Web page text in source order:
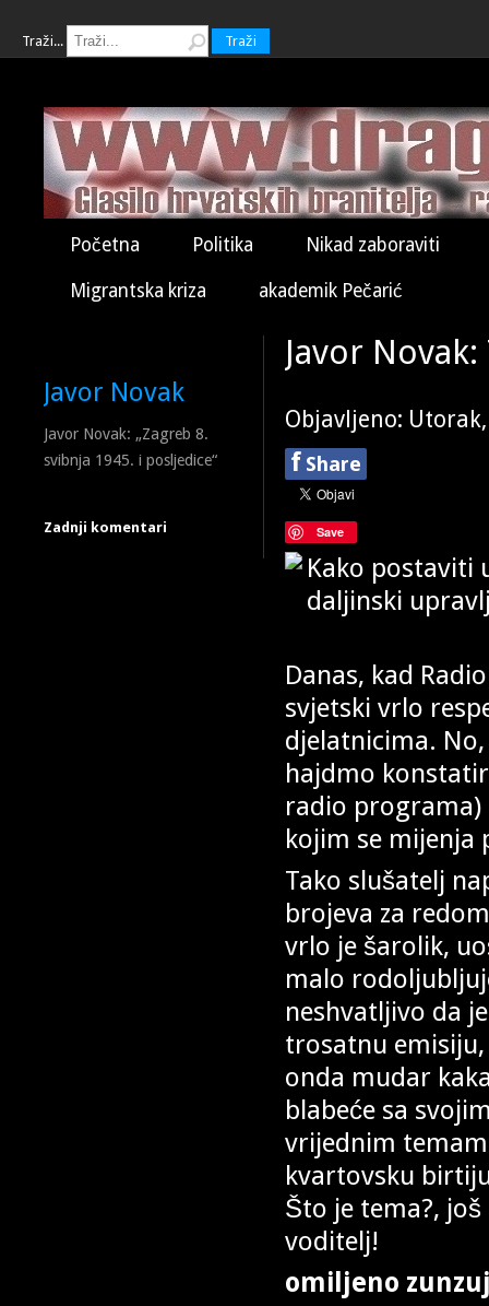
Traži... Traži
Početna Politika Nikad zaboraviti
Migrantska kriza akademik Pečarić
Javor Novak
Javor Novak: „Zagreb 8.
svibnja 1945. i posljedice“
Zadnji komentari
Javor
Objavljeno:
f Share
Save
Danas, kad
svjetski vrlo
djelatnicima.
hajdmo
radio programa)
kojim se mijenja
Tako slušatelj
brojeva za
vrlo je šarolik,
malo
neshvatljivo da
trosatnu
onda mudar
blabeće sa
vrijednim
kvartovsku
Što je tema?,
voditelj!
omiljeno